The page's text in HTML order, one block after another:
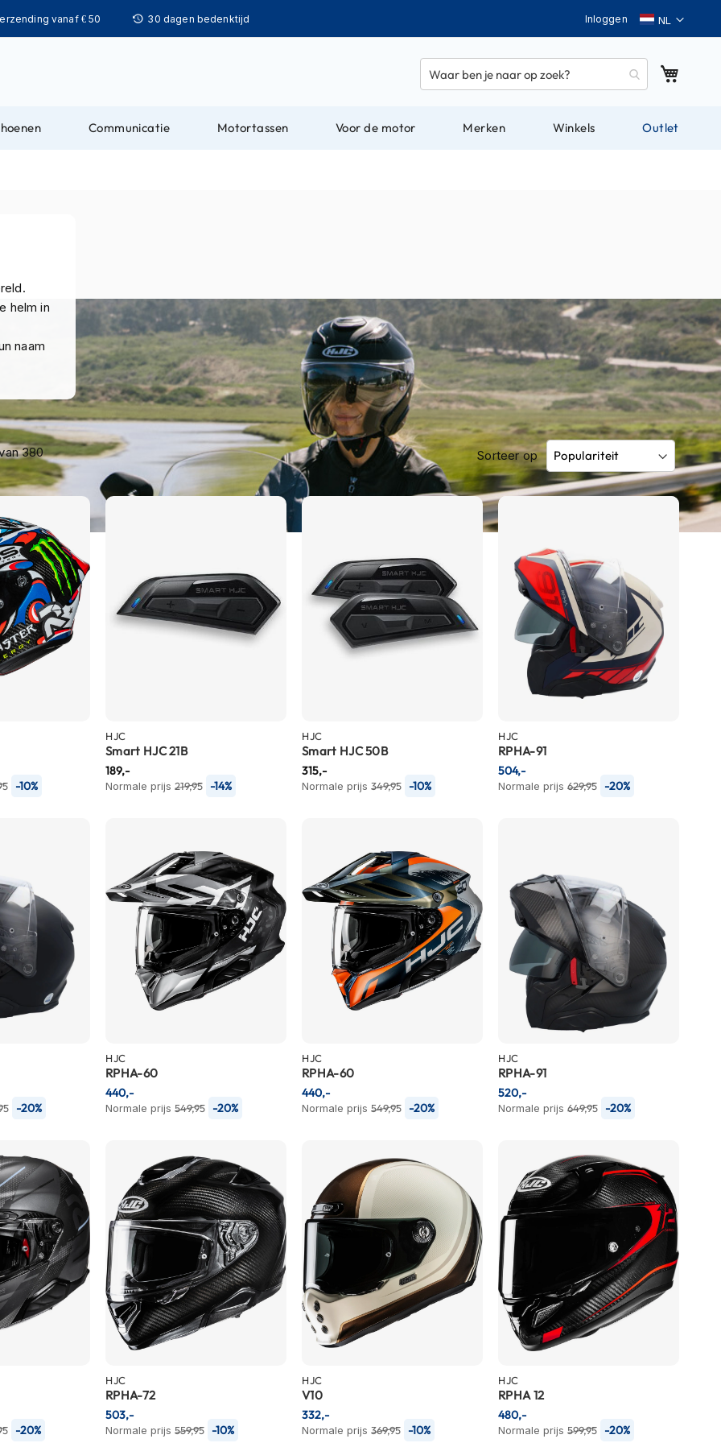
vanaf € 50 30 dagen bedenktijd Taal
Inloggen
Communicatie Motortassen Voor de motor Merken Winkels Outlet
helm in
naam
380 Sorteer op
-10%
HJC
Smart HJC 21B
189,-
Normale prijs 219,95 -14%
HJC
Smart HJC 50B
315,-
Normale prijs 349,95 -10%
HJC
RPHA-91
Normale prijs 629,95 -20%
504,-
-20%
HJC
RPHA-60
Normale prijs 549,95 -20%
440,-
HJC
RPHA-60
Normale prijs 549,95 -20%
440,-
HJC
RPHA-91
Normale prijs 649,95 -20%
520,-
-20%
HJC
RPHA-72
Normale prijs 559,95 -10%
503,-
HJC
V10
Normale prijs 369,95 -10%
332,-
HJC
RPHA 12
Normale prijs 599,95 -20%
480,-